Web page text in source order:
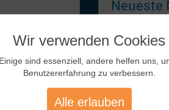
am
gut.Danach
einmal nicht
Neueste
Wir verwenden Cookies
sind essenziell, andere helfen uns,
Benutzererfahrung zu verbessern.
Alle erlauben